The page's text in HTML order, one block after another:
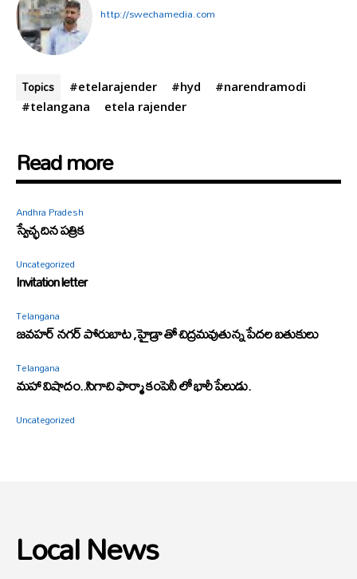
http://swechamedia.com
Topics #etelarajender #hyd
#narendramodi
#telangana
etela rajender
Read more
Andhra Pradesh
స్వేచ్ఛ దిన పత్రిక
Uncategorized
Invitation letter
Telangana
జవహర్ నగర్ పోరుబాట ,హైడ్రా తో చిద్రమవుతున్న పేదల బతుకులు
Telangana
మహా విషాదం..సిగాచి ఫార్మా కంపెనీ లో భారీ పేలుడు.
Uncategorized
Local News